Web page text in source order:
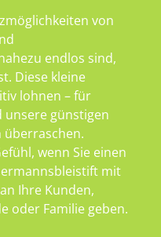
von
endlos sind,
Diese kleine
lohnen – für
unsere günstigen
überraschen.
wenn Sie einen
mit
Ihre Kunden,
oder Familie geben.